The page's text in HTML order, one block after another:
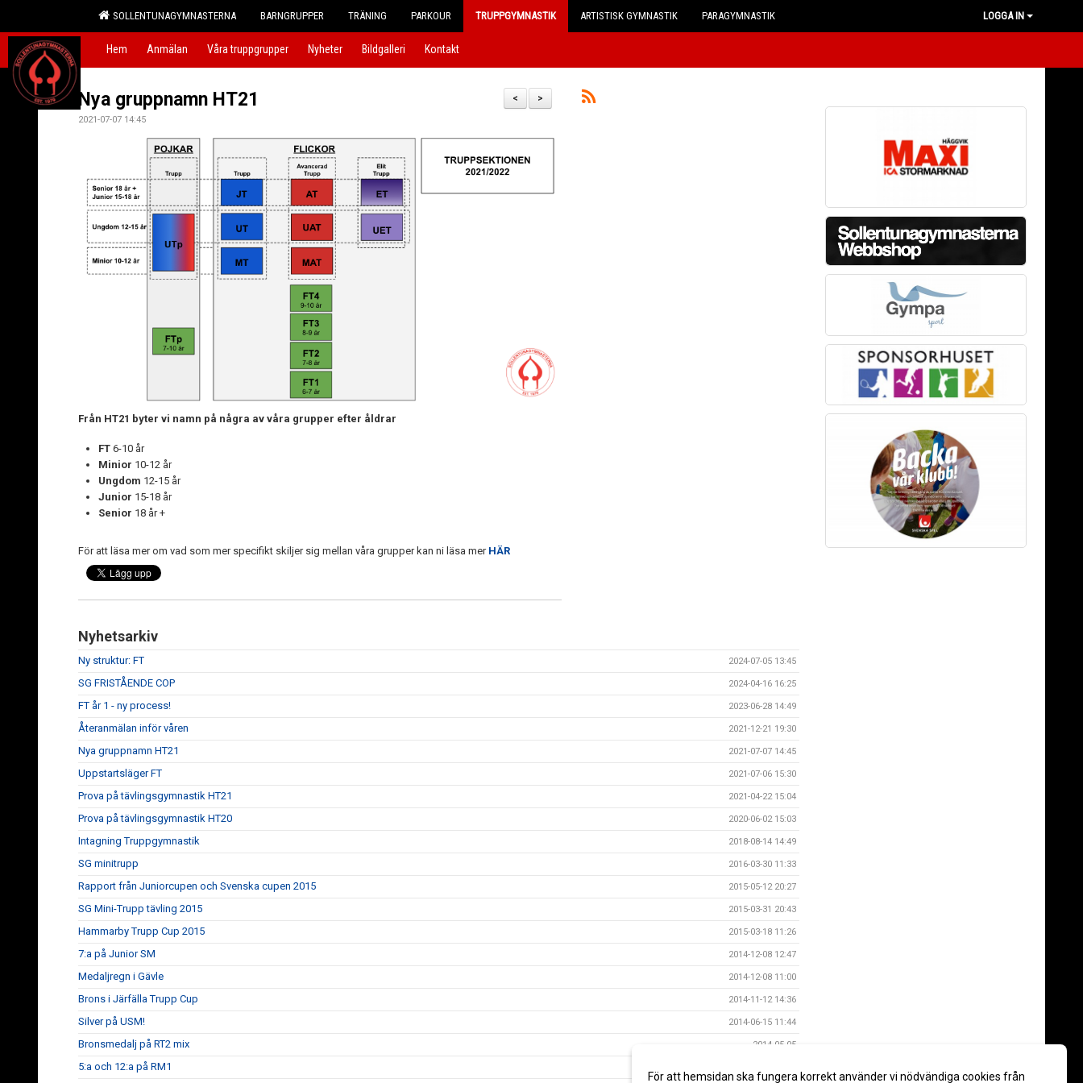
SOLLENTUNAGYMNASTERNA BARNGRUPPER TRÄNING PARKOUR TRUPPGYMNASTIK ARTISTISK GYMNASTIK PARAGYMNASTIK LOGGA IN
Hem Anmälan Våra truppgrupper Nyheter Bildgalleri Kontakt
>
<
Nya gruppnamn HT21
2021-07-07 14:45
Från HT21 byter vi namn på några av våra grupper efter åldrar
FT 6-10 år
Minior 10-12 år
Ungdom 12-15 år
Junior 15-18 år
Senior 18 år +
För att läsa mer om vad som mer specifikt skiljer sig mellan våra grupper kan ni läsa mer HÄR
Nyhetsarkiv
Ny struktur: FT 2024-07-05 13:45
SG FRISTÅENDE COP 2024-04-16 16:25
FT år 1 - ny process! 2023-06-28 14:49
Återanmälan inför våren 2021-12-21 19:30
Nya gruppnamn HT21 2021-07-07 14:45
Uppstartsläger FT 2021-07-06 15:30
Prova på tävlingsgymnastik HT21 2021-04-22 15:04
Prova på tävlingsgymnastik HT20 2020-06-02 15:03
Intagning Truppgymnastik 2018-08-14 14:49
SG minitrupp 2016-03-30 11:33
Rapport från Juniorcupen och Svenska cupen 2015 2015-05-12 20:27
SG Mini-Trupp tävling 2015 2015-03-31 20:43
Hammarby Trupp Cup 2015 2015-03-18 11:26
7:a på Junior SM 2014-12-08 12:47
Medaljregn i Gävle 2014-12-08 11:00
Brons i Järfälla Trupp Cup 2014-11-12 14:36
Silver på USM! 2014-06-15 11:44
Bronsmedalj på RT2 mix 2014-05-05
5:a och 12:a på RM1
För att hemsidan ska fungera korrekt använder vi nödvändiga cookies från